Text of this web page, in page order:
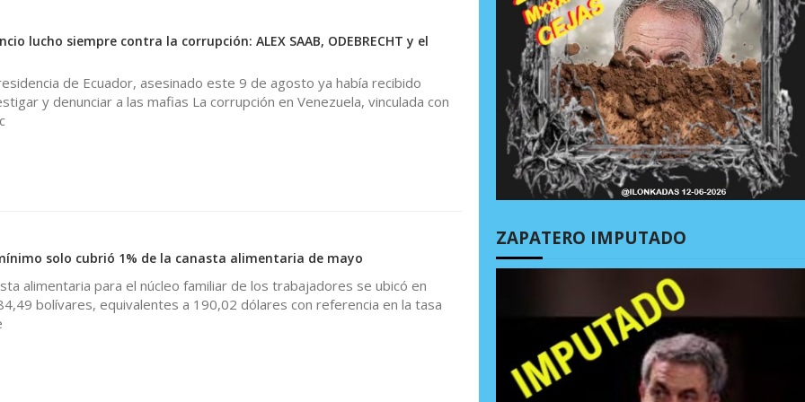
lucho siempre contra la corrupción: ALEX SAAB, ODEBRECHT y el
de Ecuador, asesinado este 9 de agosto ya había recibido
y denunciar a las mafias La corrupción en Venezuela, vinculada con
solo cubrió 1% de la canasta alimentaria de mayo
alimentaria para el núcleo familiar de los trabajadores se ubicó en
bolívares, equivalentes a 190,02 dólares con referencia en la tasa
ZAPATERO IMPUTADO